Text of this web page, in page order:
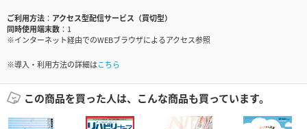
ご利用方法
アクセス型配信サービス（買切型）
同時使用端末数
1
※インターネット経由でのWEBブラウザによるアクセス参照
※導入・利用方法の詳細はこちら
この商品を買った人は、こんな商品も買っています。